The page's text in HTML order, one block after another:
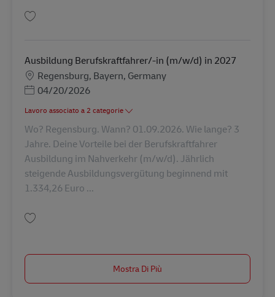
Ausbildung Berufskraftfahrer/-in (m/w/d) in 2027
SedeRegensburg, Bayern, Germany
Posted Date
04/20/2026
Lavoro associato a 2 categorie
Wo? Regensburg. Wann? 01.09.2026. Wie lange? 3
Jahre. Deine Vorteile bei der Berufskraftfahrer
Ausbildung im Nahverkehr (m/w/d). Jährlich
steigende Ausbildungsvergütung beginnend mit
1.334,26 Euro ...
Mostra Di Più